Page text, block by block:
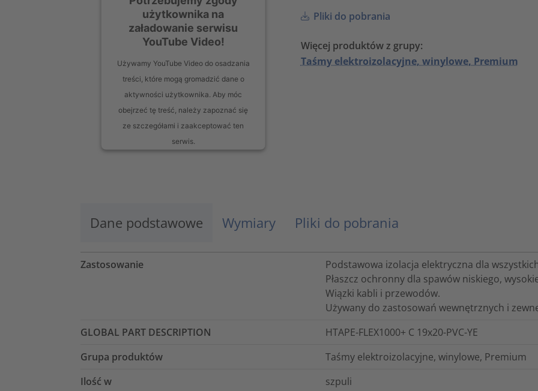
użytkownika na
załadowanie serwisu
YouTube Video!
Używamy YouTube Video do osadzania
treści, które mogą gromadzić dane o
aktywności użytkownika. Aby móc
obejrzeć tę treść, należy zapoznać się
ze szczegółami i zaakceptować ten
serwis.
powered byUsercentrics Consent
Pliki do pobrania
Więcej produktów z grupy:
Taśmy elektroizolacyjne, winylowe, Premium
Dane podstawowe Wymiary Pliki do pobrania
Zastosowanie
Podstawowa izolacja elektryczna dla
Płaszcz ochronny dla spawów niskiego,
Wiązki kabli i przewodów.
Używany do zastosowań wewnętrznych i
GLOBAL PART DESCRIPTION
HTAPE-FLEX1000+ C 19x20-PVC-YE
Grupa produktów
Taśmy elektroizolacyjne, winylowe, Premium
Ilość w
szpuli